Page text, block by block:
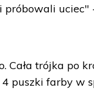
uciec"
Cała trójka po
puszki farby w